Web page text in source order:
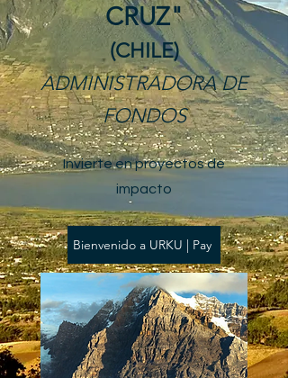
CRUZ"
(CHILE)
ADMINISTRADORA DE
FONDOS
Invierte en proyectos de
impacto
Bienvenido a URKU | Pay